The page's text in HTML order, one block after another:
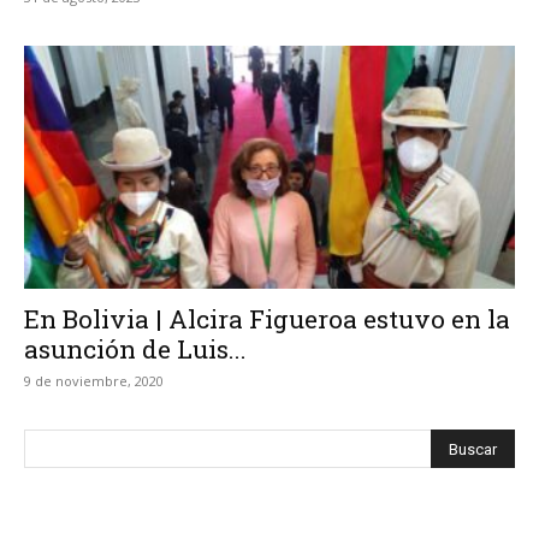
En Bolivia | Alcira Figueroa estuvo en la
asunción de Luis...
9 de noviembre, 2020